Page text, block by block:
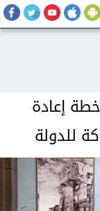
إعادة
للدولة